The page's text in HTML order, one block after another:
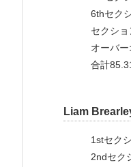
6thセク
セクシ
オーバ
合計
Liam
1stセク
2ndセク